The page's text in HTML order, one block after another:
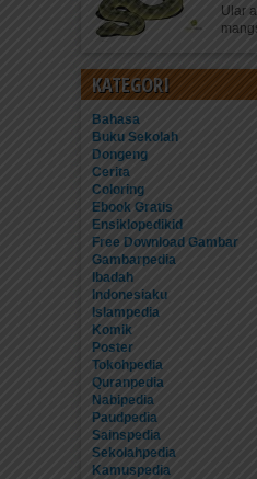
Ular
KATEGORI
Bahasa
Buku Sekolah
Dongeng
Cerita
Coloring
Ebook Gratis
Ensiklopedikid
Free Download Gambar
Gambarpedia
Ibadah
Indonesiaku
Islampedia
Komik
Poster
Tokohpedia
Quranpedia
Nabipedia
Paudpedia
Sainspedia
Sekolahpedia
Kamuspedia